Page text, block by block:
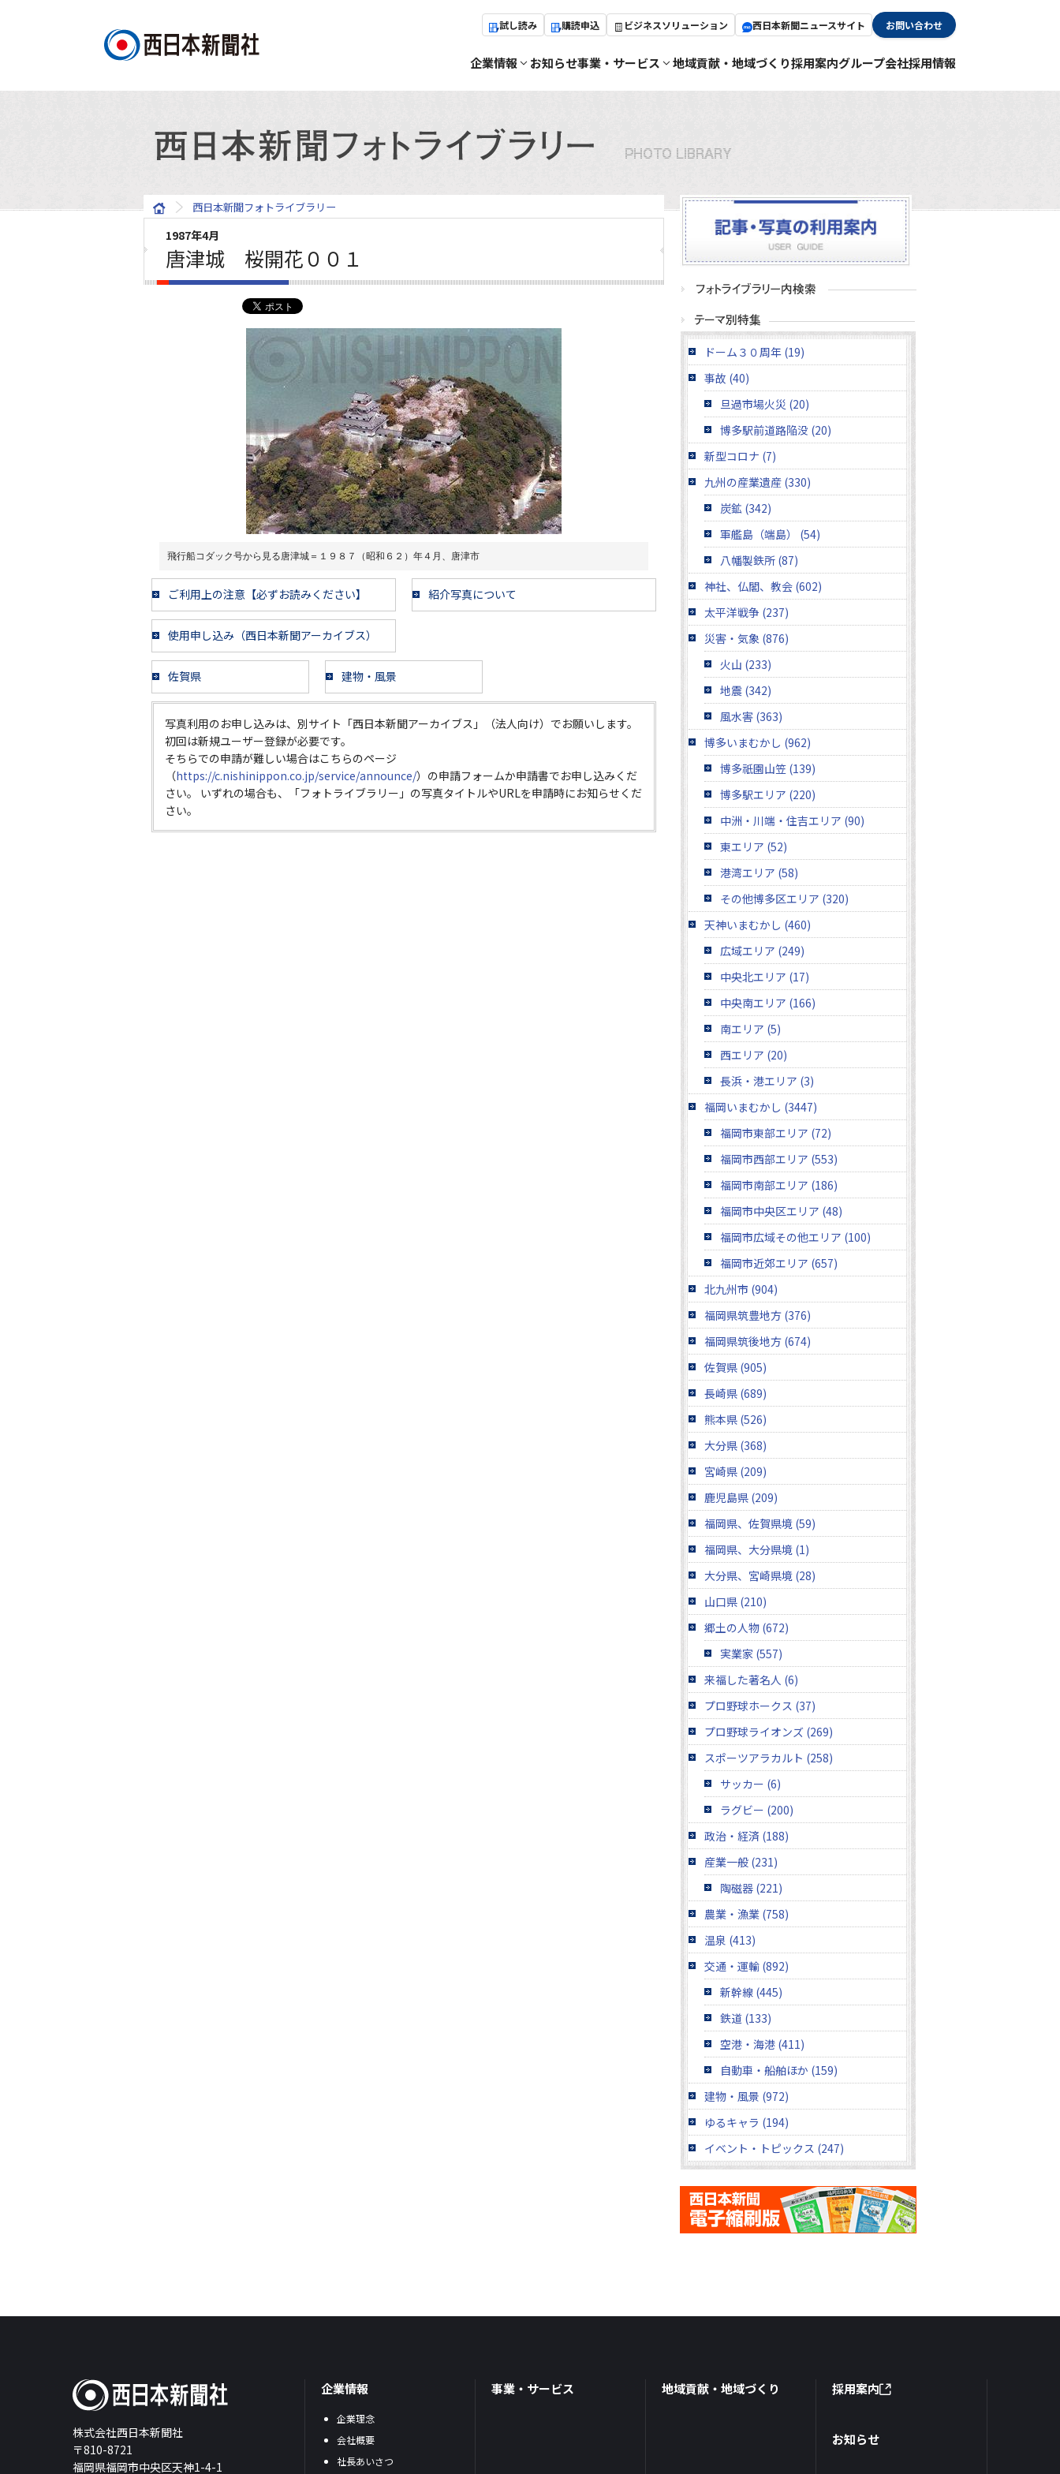
試し読み 購読申込 ビジネスソリューション 西日本新聞ニュースサイト お問い合わせ
企業情報 お知らせ事業・サービス 地域貢献・地域づくり採用案内グループ会社採用情報
西日本新聞フォトライブラリー
1987年4月
唐津城 桜開花００１
飛行船コダック号から見る唐津城＝１９８７（昭和６２）年４月、唐津市
ご利用上の注意【必ずお読みください】 紹介写真について
使用申し込み（西日本新聞アーカイブス）
佐賀県 建物・風景
写真利用のお申し込みは、別サイト「西日本新聞アーカイブス」（法人向け）でお願いします。
初回は新規ユーザー登録が必要です。
そちらでの申請が難しい場合はこちらのページ
（https://c.nishinippon.co.jp/service/announce/）の申請フォームか申請書でお申し込みくだ
さい。 いずれの場合も、「フォトライブラリー」の写真タイトルやURLを申請時にお知らせくだ
さい。
ドーム３０周年 (19)
事故 (40)
旦過市場火災 (20)
博多駅前道路陥没 (20)
新型コロナ (7)
九州の産業遺産 (330)
炭鉱 (342)
軍艦島（端島） (54)
八幡製鉄所 (87)
神社、仏閣、教会 (602)
太平洋戦争 (237)
災害・気象 (876)
火山 (233)
地震 (342)
風水害 (363)
博多いまむかし (962)
博多祇園山笠 (139)
博多駅エリア (220)
中洲・川端・住吉エリア (90)
東エリア (52)
港湾エリア (58)
その他博多区エリア (320)
天神いまむかし (460)
広域エリア (249)
中央北エリア (17)
中央南エリア (166)
南エリア (5)
西エリア (20)
長浜・港エリア (3)
福岡いまむかし (3447)
福岡市東部エリア (72)
福岡市西部エリア (553)
福岡市南部エリア (186)
福岡市中央区エリア (48)
福岡市広域その他エリア (100)
福岡市近郊エリア (657)
北九州市 (904)
福岡県筑豊地方 (376)
福岡県筑後地方 (674)
佐賀県 (905)
長崎県 (689)
熊本県 (526)
大分県 (368)
宮崎県 (209)
鹿児島県 (209)
福岡県、佐賀県境 (59)
福岡県、大分県境 (1)
大分県、宮崎県境 (28)
山口県 (210)
郷土の人物 (672)
実業家 (557)
来福した著名人 (6)
プロ野球ホークス (37)
プロ野球ライオンズ (269)
スポーツアラカルト (258)
サッカー (6)
ラグビー (200)
政治・経済 (188)
産業一般 (231)
陶磁器 (221)
農業・漁業 (758)
温泉 (413)
交通・運輸 (892)
新幹線 (445)
鉄道 (133)
空港・海港 (411)
自動車・船舶ほか (159)
建物・風景 (972)
ゆるキャラ (194)
イベント・トピックス (247)
株式会社西日本新聞社
〒810-8721
福岡県福岡市中央区天神1-4-1
企業情報
企業理念
会社概要
社長あいさつ
事業・サービス 地域貢献・地域づくり 採用案内
お知らせ